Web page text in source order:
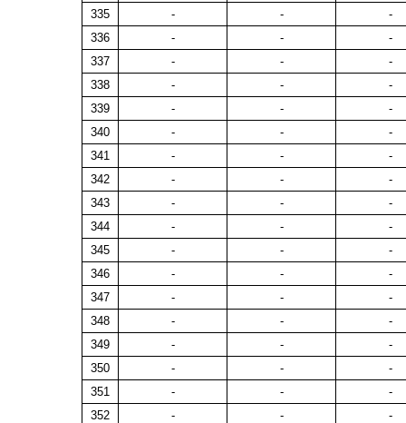
335
- -
-
336
- -
-
337
- -
-
338
- -
-
339
- -
-
340
- -
-
341
- -
-
342
- -
-
343
- -
-
344
- -
-
345
- -
-
346
- -
-
347
- -
-
348
- -
-
349
- -
-
350
- -
-
351
- -
-
352
- - -